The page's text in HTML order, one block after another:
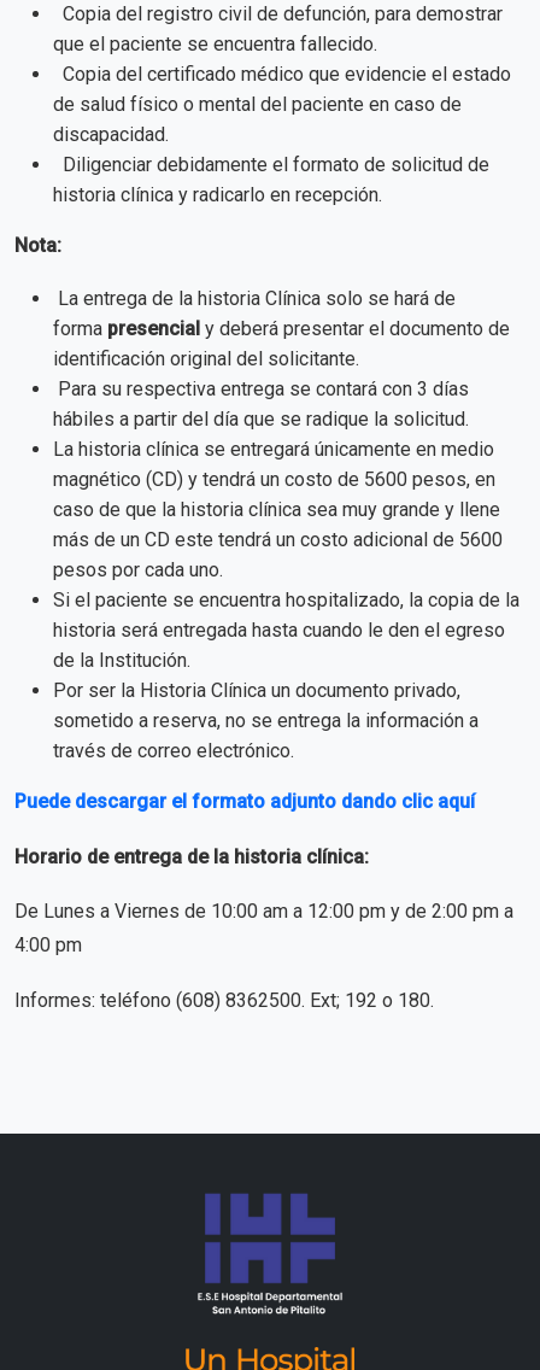
Copia del registro civil de defunción, para demostrar
que el paciente se encuentra fallecido.
Copia del certificado médico que evidencie el estado
de salud físico o mental del paciente en caso de
discapacidad.
Diligenciar debidamente el formato de solicitud de
historia clínica y radicarlo en recepción.
Nota:
La entrega de la historia Clínica solo se hará de
forma presencial y deberá presentar el documento de
identificación original del solicitante.
Para su respectiva entrega se contará con 3 días
hábiles a partir del día que se radique la solicitud.
La historia clínica se entregará únicamente en medio
magnético (CD) y tendrá un costo de 5600 pesos, en
caso de que la historia clínica sea muy grande y llene
más de un CD este tendrá un costo adicional de 5600
pesos por cada uno.
Si el paciente se encuentra hospitalizado, la copia de la
historia será entregada hasta cuando le den el egreso
de la Institución.
Por ser la Historia Clínica un documento privado,
sometido a reserva, no se entrega la información a
través de correo electrónico.
Puede descargar el formato adjunto dando clic aquí
Horario de entrega de la historia clínica:
De Lunes a Viernes de 10:00 am a 12:00 pm y de 2:00 pm a
4:00 pm
Informes: teléfono (608) 8362500. Ext; 192 o 180.